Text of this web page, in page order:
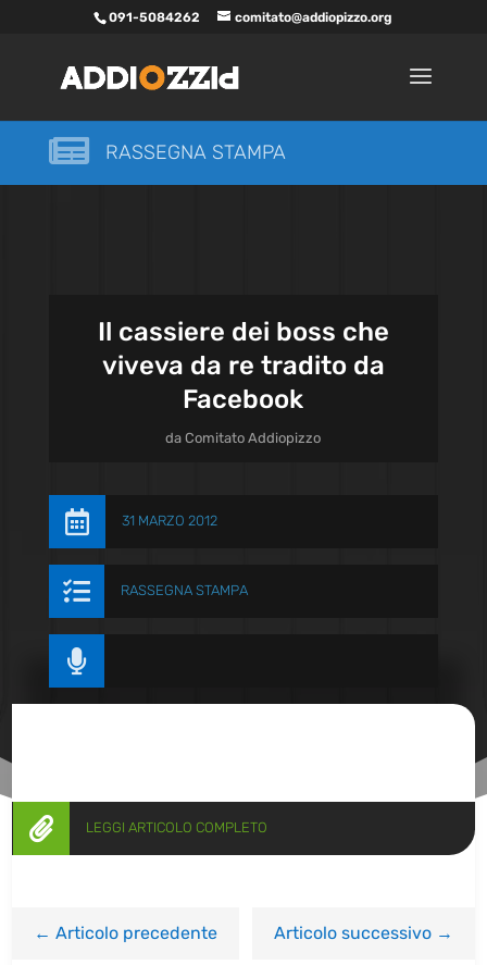
091-5084262 comitato@addiopizzo.org
 RASSEGNA STAMPA
Il cassiere dei boss che
viveva da re tradito da
Facebook
daComitato Addiopizzo
 31 MARZO 2012
 RASSEGNA STAMPA

 LEGGI ARTICOLO COMPLETO
←Articolo precedente Articolo successivo→